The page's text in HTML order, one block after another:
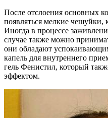
После отслоения основных
появляться мелкие чешуйки,
Иногда в процессе
случае также можно
они обладают
капель для внутреннего
гель Фенистил, который
эффектом.